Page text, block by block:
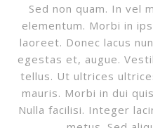
Sed non quam. In vel
elementum. Morbi in
laoreet. Donec lacus
egestas et, augue.
tellus. Ut ultrices
mauris. Morbi in dui
Nulla facilisi. Integer